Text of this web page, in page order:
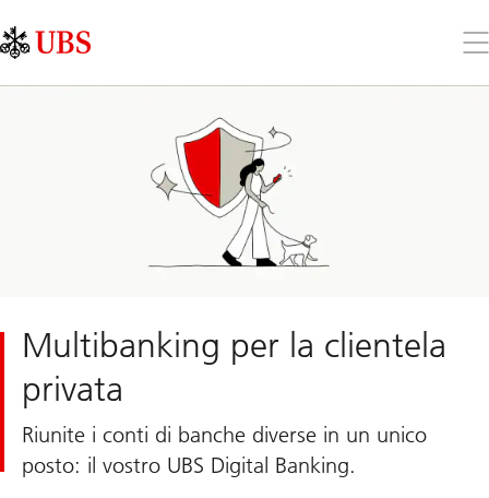
Links
Area
il
Multibanking per la clientela
privata
Riunite i conti di banche diverse in un unico
posto: il vostro UBS Digital Banking.